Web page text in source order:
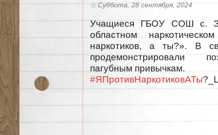
Суббота, 28 сентября, 2024
Учащиеся ГБОУ СОШ с.
областном
наркотиков, а ты?». В
продемонстрировали
пагубным привычкам.
#ЯПротивНаркотиковАТы